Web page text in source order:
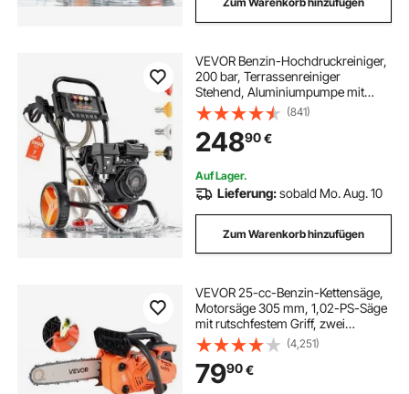
VEVOR Benzin-Hochdruckreiniger,
200 bar, Terrassenreiniger
Stehend, Aluminiumpumpe mit
Spritzpistole Lanze, 4 Düsen,
Reinigungsmaschine für Autos,
Zäune, Einfahrten, Häuser,
Terrassen & Gartenmöbel
(841)
24890€
Auf Lager.
Lieferung:sobald Mo. Aug. 10
Zum Warenkorb hinzufügen
VEVOR 25-cc-Benzin-Kettensäge,
Motorsäge 305 mm, 1,02-PS-Säge
mit rutschfestem Griff, zwei
Kraftstofftanks und Not-Aus-
Funktion, max. 12000 U/min, zum
Holzfällen, Baumbeschneiden und
Roden
(4,251)
7990€